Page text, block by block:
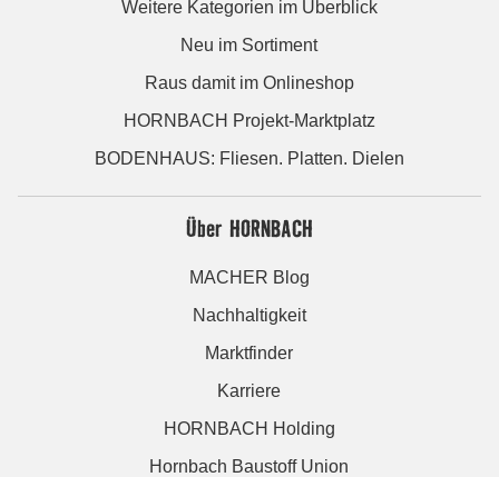
Weitere Kategorien im Überblick
Neu im Sortiment
Raus damit im Onlineshop
HORNBACH Projekt-Marktplatz
BODENHAUS: Fliesen. Platten. Dielen
Über HORNBACH
MACHER Blog
Nachhaltigkeit
Marktfinder
Karriere
HORNBACH Holding
Hornbach Baustoff Union